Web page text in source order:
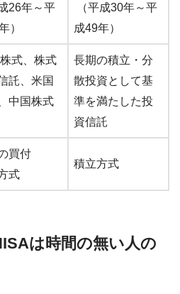
26年～平
）
（平成30年～平
成49年）
式、株式
託、米国
中国株式
長期の積立・分
散投資として基
準を満たした投
資信託
買付
式
積立方式
は時間の無い人の